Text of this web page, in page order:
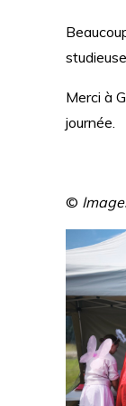
Merci à
journée.
©